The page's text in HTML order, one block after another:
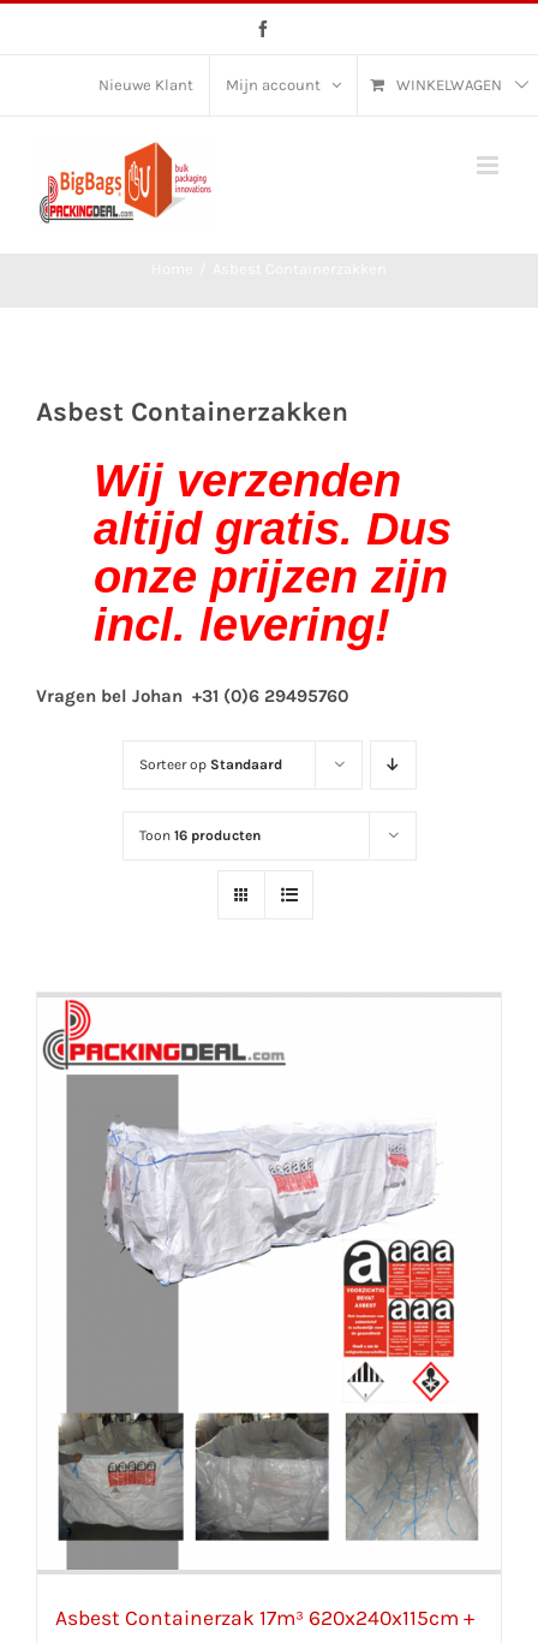
Nieuwe Klant Mijn account WINKELWAGEN
Asbest Containerzakken
Wij verzenden
altijd gratis. Dus
onze prijzen zijn
incl. levering!
Vragen bel Johan +31 (0)6 29495760
Sorteer op Standaard
Toon 16 producten
Asbest Containerzak 17m³ 620x240x115cm +